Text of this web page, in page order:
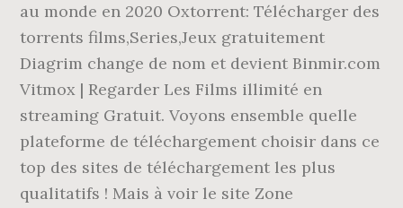
au monde en 2020 Oxtorrent: Télécharger des
torrents films,Series,Jeux gratuitement
Diagrim change de nom et devient Binmir.com
Vitmox | Regarder Les Films illimité en
streaming Gratuit. Voyons ensemble quelle
plateforme de téléchargement choisir dans ce
top des sites de téléchargement les plus
qualitatifs ! Mais à voir le site Zone